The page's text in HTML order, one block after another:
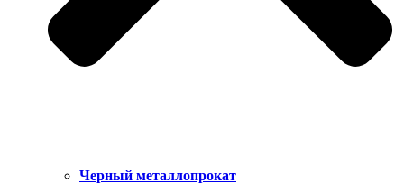
Черный металлопрокат